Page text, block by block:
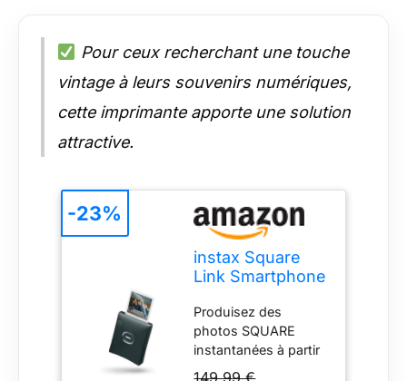
Pour ceux recherchant une touche
vintage à leurs souvenirs numériques,
cette imprimante apporte une solution
attractive.
instax Square
Link Smartphone
Midnight Green
Produisez des
photos SQUARE
instantanées à partir
de votre smartphone
-23%